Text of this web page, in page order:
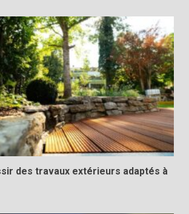
des travaux extérieurs adaptés à